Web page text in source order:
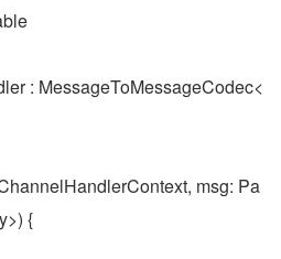
: MessageToMessageCodec<
msg: Pa
{